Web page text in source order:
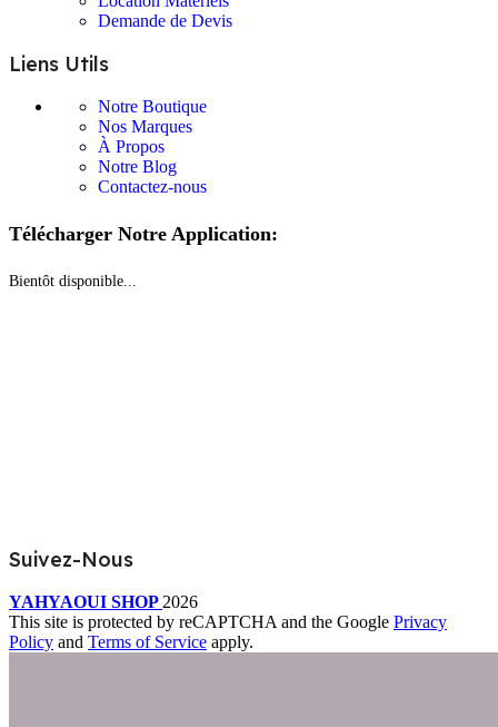
Demande de Devis
Liens Utils
Notre Boutique
Nos Marques
À Propos
Notre Blog
Contactez-nous
Télécharger Notre Application:
Bientôt disponible...
Suivez-Nous
YAHYAOUI SHOP2026
This site is protected by reCAPTCHA and the Google Privacy
Policy and Terms of Service apply.